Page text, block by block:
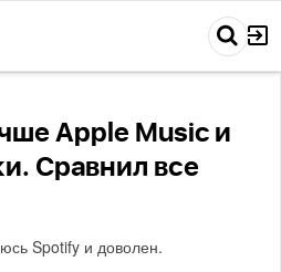
Apple Music и
Сравнил все
Spotify и доволен.